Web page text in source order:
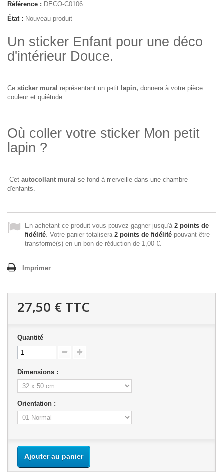
Référence : DECO-C0106
État : Nouveau produit
Un sticker Enfant pour une déco
d'intérieur Douce.
Ce sticker mural représentant un petit lapin, donnera à votre pièce
couleur et quiétude.
Où coller votre sticker Mon petit
lapin ?
Cet autocollant mural se fond à merveille dans une chambre
d'enfants.
En achetant ce produit vous pouvez gagner jusqu'à 2 points de
fidélité. Votre panier totalisera 2 points de fidélité pouvant être
transformé(s) en un bon de réduction de 1,00 €.
Imprimer
27,50 € TTC
Quantité
Dimensions :
Orientation :
Ajouter au panier